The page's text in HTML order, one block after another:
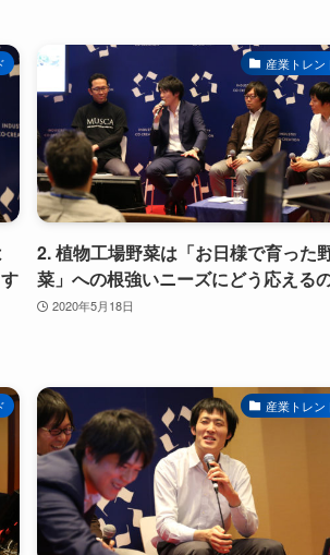
産業トレン
2. 植物工場野菜は「お日様で育った
菜」への根強いニーズにどう応える
2020年5月18日
産業トレン